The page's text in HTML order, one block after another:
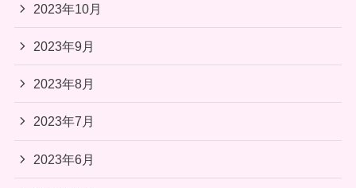
2023年10月
2023年9月
2023年8月
2023年7月
2023年6月